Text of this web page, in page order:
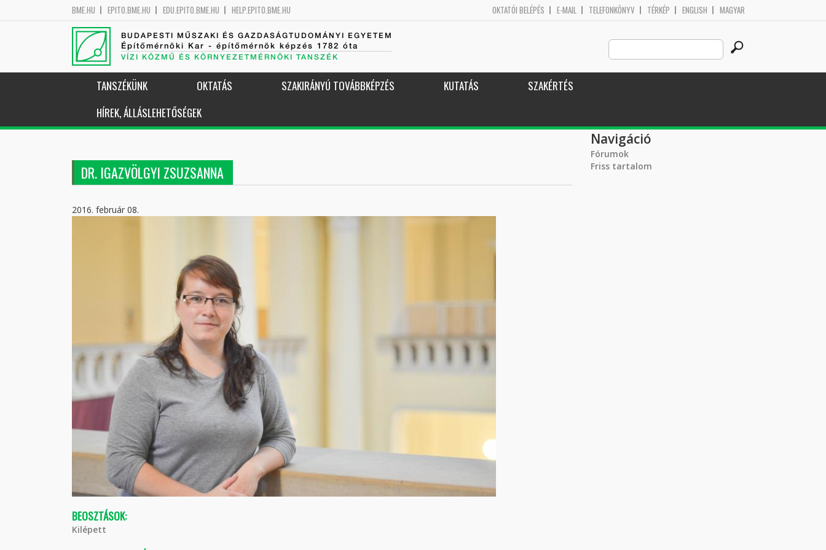
BME.HU EPITO.BME.HU EDU.EPITO.BME.HU HELP.EPITO.BME.HU OKTATÓI BELÉPÉS E-MAIL TELEFONKÖNYV TÉRKÉP ENGLISH MAGYAR
BUDAPESTI MŰSZAKI ÉS GAZDASÁGTUDOMÁNYI EGYETEM
Építőmérnöki Kar - építőmérnök képzés 1782 óta
VÍZI KÖZMŰ ÉS KÖRNYEZETMÉRNÖKI TANSZÉK
Search
this
site
TANSZÉKÜNK OKTATÁS SZAKIRÁNYÚ TOVÁBBKÉPZÉS KUTATÁS
SZAKÉRTÉS
HÍREK, ÁLLÁSLEHETŐSÉGEK
DR. IGAZVÖLGYI ZSUZSANNA
2016. február 08.
BEOSZTÁSOK:
Kilépett
Navigáció
Fórumok
Friss tartalom